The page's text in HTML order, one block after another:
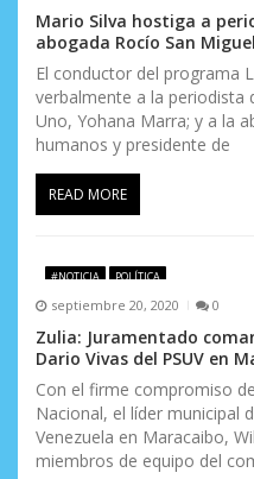
Mario Silva hostiga a
abogada Rocío San Miguel
El conductor del programa
verbalmente a la periodista
Uno, Yohana Marra; y a la
humanos y presidente de
READ MORE
#NOTICIA POLÍTICA
septiembre 20, 2020 0
Zulia: Juramentado
Dario Vivas del PSUV en
Con el firme compromiso
Nacional, el líder municipal
Venezuela en Maracaibo,
miembros de equipo del